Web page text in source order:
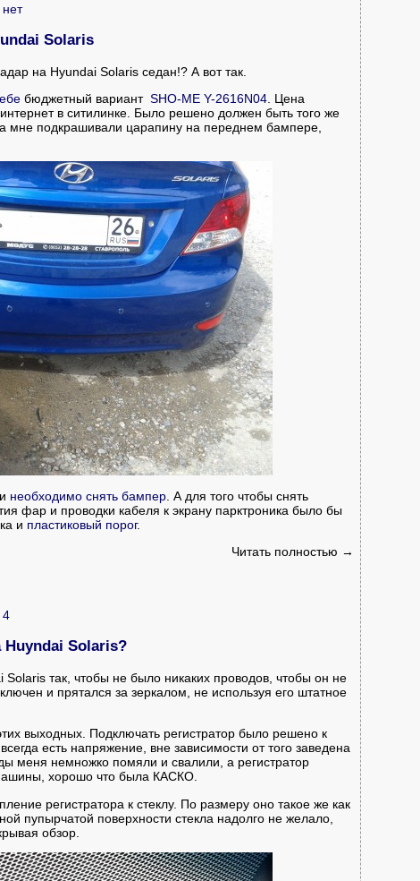
Solaris
на Hyundai Solaris седан!? А вот так.
бюджетный вариант SHO-ME Y-2616N04 . Цена
в ситилинке. Было решено должен быть того же
мне подкрашивали царапину на переднем бампере,
необходимо снять бампер . А для того чтобы снять
фар и проводки кабеля к экрану парктроника было бы
и пластиковый порог.
Читать полностью →
4
Huyndai Solaris?
Solaris так, чтобы не было никаких проводов, чтобы он не
и прятался за зеркалом, не используя его штатное
выходных. Подключать регистратор было решено к
есть напряжение, вне зависимости от того заведена
меня немножко помяли и свалили, а регистратор
хорошо что была КАСКО.
регистратора к стеклу. По размеру оно такое же как
пупырчатой поверхности стекла надолго не желало,
обзор.